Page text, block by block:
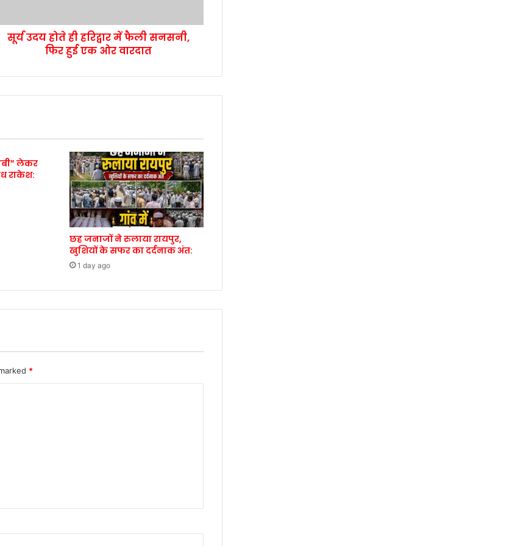
सूर्य उदय होते ही हरिद्वार में फैली सनसनी,
फिर हुई एक ओर वारदात
लेकर
राकेश:
छह जनाजों ने रुलाया रायपुर,
खुशियों के सफर का दर्दनाक अंत:
1 day ago
*